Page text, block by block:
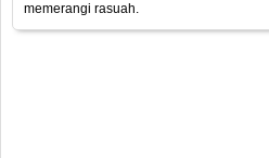
memerangi rasuah.